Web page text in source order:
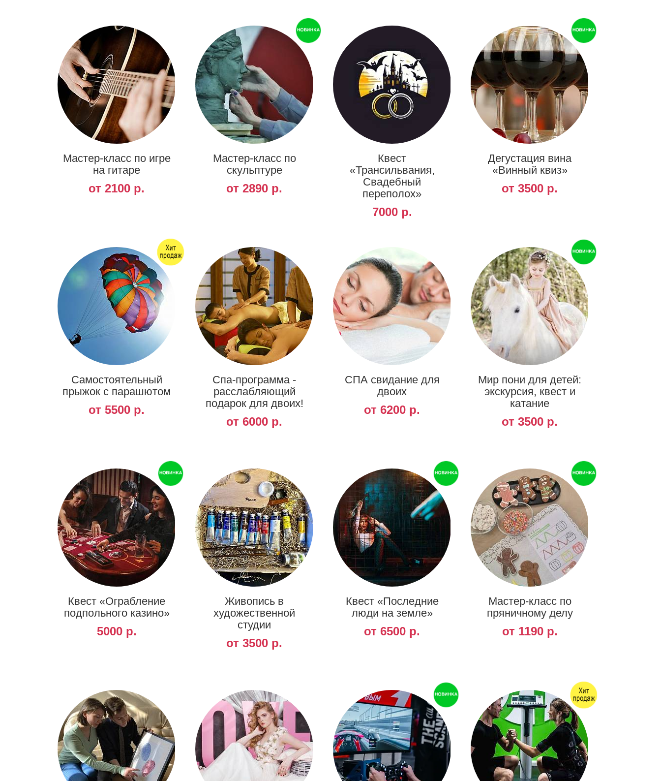
Мастер-класс по игре
на гитаре
от 2100 р.
Мастер-класс по
скульптуре
от 2890 р.
Квест
«Трансильвания,
Свадебный
переполох»
7000 р.
Дегустация вина
«Винный квиз»
от 3500 р.
Самостоятельный
прыжок с парашютом
от 5500 р.
Спа-программа -
расслабляющий
подарок для двоих!
от 6000 р.
СПА свидание для
двоих
от 6200 р.
Мир пони для детей:
экскурсия, квест и
катание
от 3500 р.
Квест «Ограбление
подпольного казино»
5000 р.
Живопись в
художественной
студии
от 3500 р.
Квест «Последние
люди на земле»
от 6500 р.
Мастер-класс по
пряничному делу
от 1190 р.